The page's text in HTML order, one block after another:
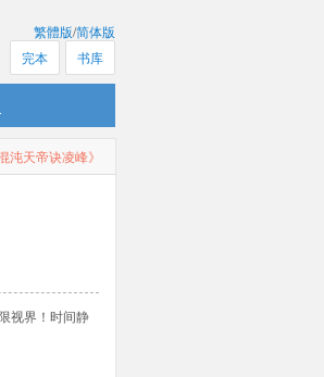
繁體版/简体版
书库
完本
沌天帝诀凌峰》
视界！时间静